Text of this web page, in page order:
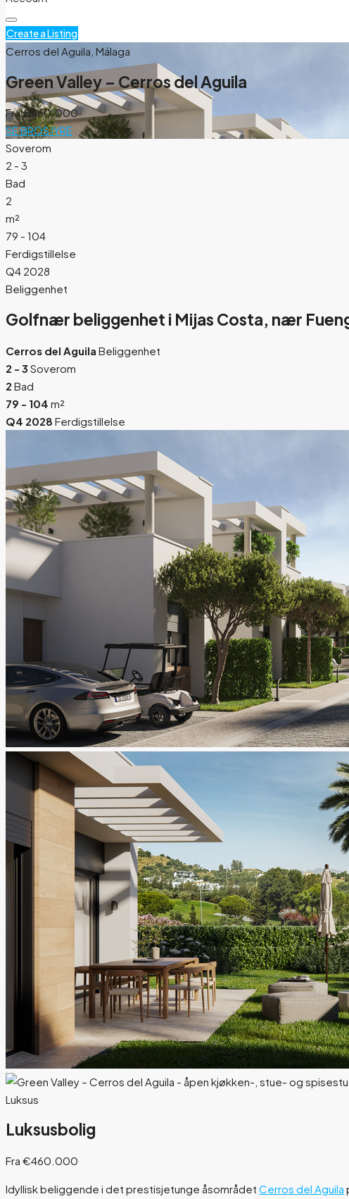
Create a Listing
Cerros del Aguila, Málaga
Green Valley – Cerros del Aguila
Fra€460.000
SE BROSJYRE
Soverom
2 - 3
Bad
2
m²
79 - 104
Ferdigstillelse
Q4 2028
Beliggenhet
Golfnær beliggenhet i Mijas Costa, nær
Cerros del Aguila Beliggenhet
2 - 3 Soverom
2 Bad
79 - 104 m²
Q4 2028 Ferdigstillelse
Luksus
Luksusbolig
Fra €460.000
Idyllisk beliggende i det prestisjetunge åsområdet Cerros del Aguila